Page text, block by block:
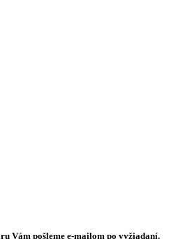
Vám pošleme e-mailom po vyžiadaní.